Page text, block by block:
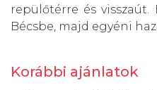
repülőtérre és visszaút.
Bécsbe, majd egyéni
Korábbi ajánlatok